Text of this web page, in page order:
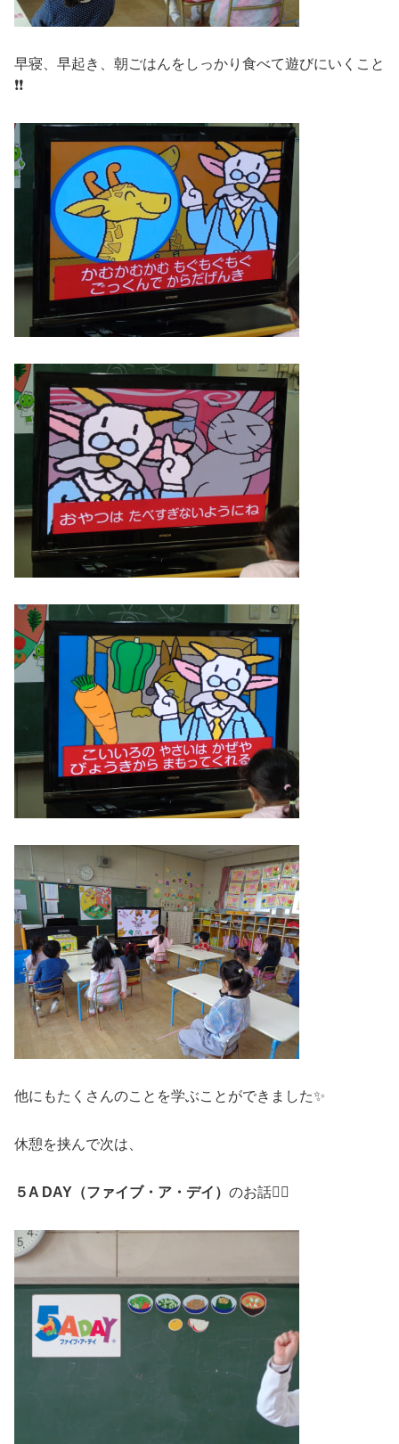
早寝、早起き、朝ごはんをしっかり食べて遊びにいくこと
❗❗
他にもたくさんのことを学ぶことができました✨
休憩を挟んで次は、
５A DAY（ファイブ・ア・デイ） のお話🖐🏻